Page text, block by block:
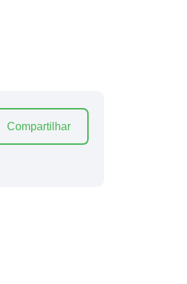
Compartilhar